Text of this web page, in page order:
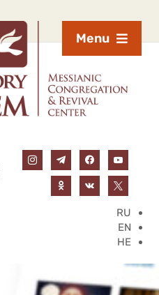
Menu
RU
EN
HE